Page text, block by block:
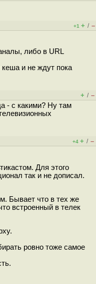
+1 + / –
либо в URL
и не ждут пока
+ / –
- с какими? Ну там
+4 + / –
Для этого
так и не дописал.
Бывает что в тех же
встроенный в телек
ровно тоже самое